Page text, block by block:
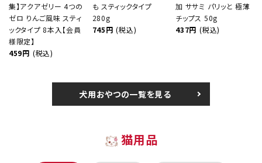
集】アクアゼリー 4つの
ゼロ りんご風味 スティ
ックタイプ 8本入【会員
様限定】
459円 (税込)
も スティックタイプ
280g
745円 (税込)
加 ササミ パリッと 極薄
チップス 50g
437円 (税込)
犬用おやつの一覧を見る
猫用品